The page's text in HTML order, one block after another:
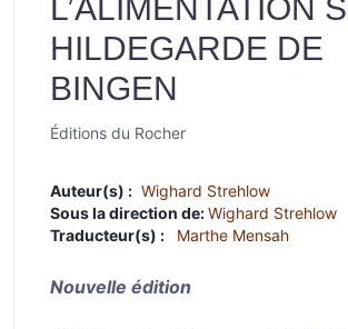
L’ALIMENTATION
HILDEGARDE DE
BINGEN
Éditions du Rocher
Auteur(s) : Wighard Strehlow
Sous la direction de:Wighard Strehlow
Traducteur(s) :
Marthe Mensah
Nouvelle édition